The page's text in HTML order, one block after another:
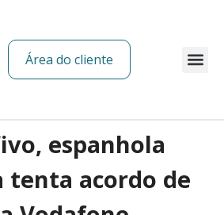
Área do cliente
espanhola
tenta acordo de